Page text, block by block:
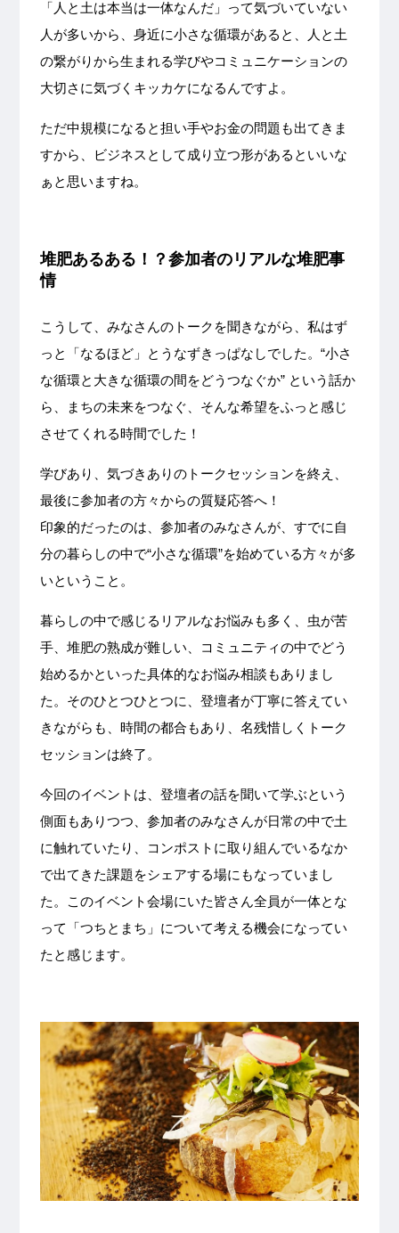
「人と土は本当は一体なんだ」って気づいていない
人が多いから、身近に小さな循環があると、人と土
の繋がりから生まれる学びやコミュニケーションの
大切さに気づくキッカケになるんですよ。
ただ中規模になると担い手やお金の問題も出てきま
すから、ビジネスとして成り立つ形があるといいな
ぁと思いますね。
堆肥あるある！？参加者のリアルな堆肥事
情
こうして、みなさんのトークを聞きながら、私はず
っと「なるほど」とうなずきっぱなしでした。“小さ
な循環と大きな循環の間をどうつなぐか” という話か
ら、まちの未来をつなぐ、そんな希望をふっと感じ
させてくれる時間でした！
学びあり、気づきありのトークセッションを終え、
最後に参加者の方々からの質疑応答へ！
印象的だったのは、参加者のみなさんが、すでに自
分の暮らしの中で“小さな循環”を始めている方々が多
いということ。
暮らしの中で感じるリアルなお悩みも多く、虫が苦
手、堆肥の熟成が難しい、コミュニティの中でどう
始めるかといった具体的なお悩み相談もありまし
た。そのひとつひとつに、登壇者が丁寧に答えてい
きながらも、時間の都合もあり、名残惜しくトーク
セッションは終了。
今回のイベントは、登壇者の話を聞いて学ぶという
側面もありつつ、参加者のみなさんが日常の中で土
に触れていたり、コンポストに取り組んでいるなか
で出てきた課題をシェアする場にもなっていまし
た。このイベント会場にいた皆さん全員が一体とな
って「つちとまち」について考える機会になってい
たと感じます。